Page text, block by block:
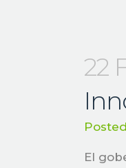
22
El